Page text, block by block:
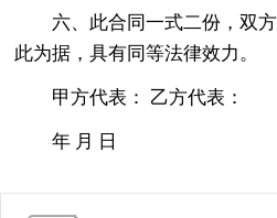
六、此合同一式二份，双
此为据，具有同等法律效力。
甲方代表： 乙方代表：
年 月 日